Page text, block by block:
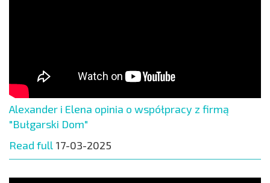
Alexander i Elena opinia o współpracy z firmą
"Bułgarski Dom"
Read full 17-03-2025